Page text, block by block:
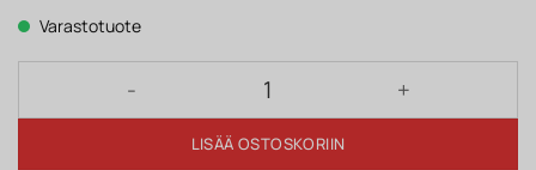
45 €.
Varastotuote
Julistekuva ANDRE I-II määrä
LISÄÄ OSTOSKORIIN